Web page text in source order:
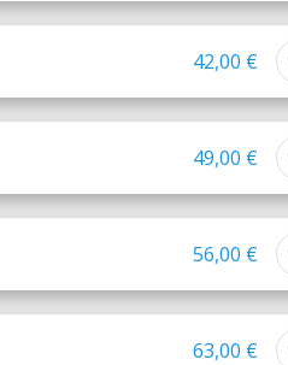
42,00 €
49,00 €
56,00 €
63,00 €